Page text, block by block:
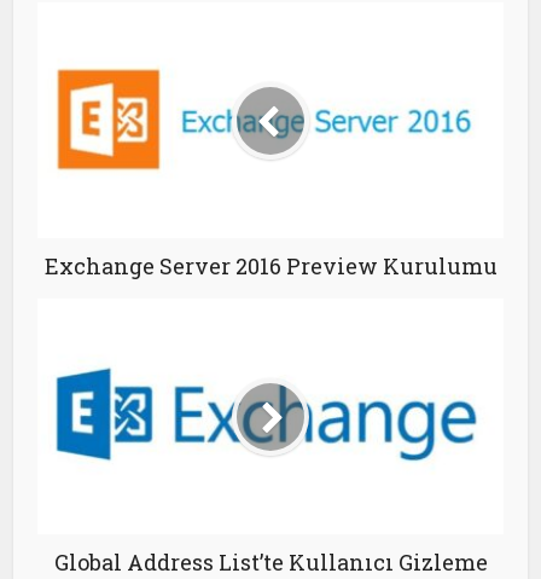
Exchange Server 2016 Preview Kurulumu
Global Address List’te Kullanıcı Gizleme